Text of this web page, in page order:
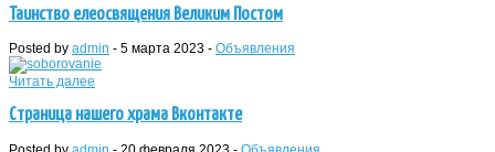
Таинство елеосвящения Великим Постом
Posted by admin - 5 марта 2023 - Объявления
Читать далее
Страница нашего храма Вконтакте